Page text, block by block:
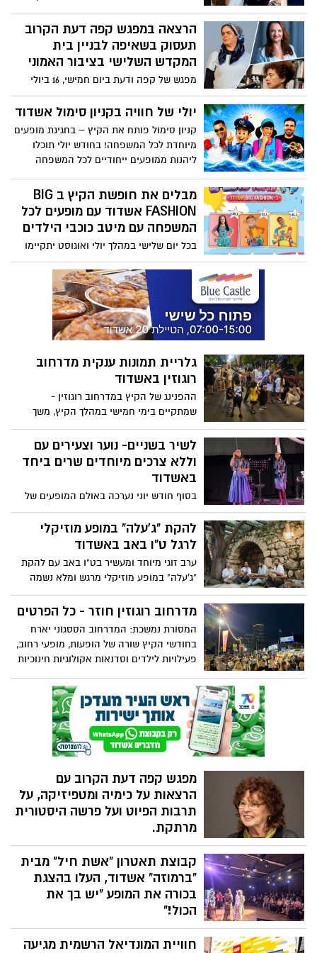
ימים של חגיגה סוחפת, מרגשת ובלתי נשכחת,
עם מיטב האמנים ופסגת המחול הישראלי!
27–30 יולי| מוקדי התרבות ברחבי העיר
אשדוד ליאור נרקיס ☆ מירי מסיקה ☆ שלומי
שבת ☆ קרן פלס ☆ מיכה שטרית ☆ אילנית
☆ עילי בוטנר והלהקה ☆ שירי מימון ☆
☆ ☆ אבי טולדנו ☆ רוני דלומי ☆ יזהר כהן
ועוד ☆
הרצאה במפגש קפה דעת הקרוב
תעסוק בשאיפה לבניין בית
המקדש השלישי בציבור האמוני
מפגש של קפה ודעת ביום חמישי, 16 ביולי
2026 בין השעות 09:00-13:30 במונארט מרכז
תרבות, דרך ארץ 8, אשדוד. למידע והרשמה
6452* או באתר החברה לתרבות: ironit.org.il
*הכניסה בתשלום סמלי של 20 ₪ לכיסוי
הוצאות הכיבוד בלבד.
יולי של חוויה בקניון סימול אשדוד
קניון סימול פותח את הקיץ – בחגיגת מופעים
מיוחדת לכל המשפחה! בחודש יולי תוכלו
ליהנות ממופעים ייחודיים לכל המשפחה
''חיפזון וזהירון'' ורעותי הילדה הישראלית
בעלת אחד מערוצי היוטיוב המובילים בארץ
לילדים!
מבלים את חופשת הקיץ ב BIG
FASHION אשדוד עם מופעים לכל
המשפחה עם מיטב כוכבי הילדים
בכל יום שלישי במהלך יולי ואוגוסט יתקיימו
במתחם מופעים ללא תשלום של מיטב כוכבי
הילדים כחלק מחוויית בילוי לכל המשפחה
גלריית תמונות ענקית מדרחוב
רוגוזין באשדוד
ההפנינג של הקיץ במדרחוב רוגוזין -
שמתקיים בימי חמישי במהלך הקיץ, משך
אלפים אמש לאשדוד. צפו בגלריית התמונות
הענקית
לשיר בשניים- נוער וצעירים עם
וללא צרכים מיוחדים שרים ביחד
באשדוד
בסוף חודש יוני נערכה באולם המופעים של
מרכז הנוער העירוני ע"ש קופף "לשיר
בשניים"- תחרות שירה, ביוזמת והובלתו של
מישל אלחרר, ראש תחום צרכים מיוחדים
ובשיתוף המחלקה לחינוך מיוחד במינהל
החינוך של עיריית אשדוד. בשלב הראשוני
ואהבה.
להקת "ג'עלה" במופע מוזיקלי
לרגל ט"ו באב באשדוד
ערב זוגי מיוחד ומעשיר בט"ו באב עם להקת
"ג'עלה" במופע מוזיקלי מרגש ומלא נשמה
באירוע שכולו מוזיקה, השראה וחיבור. ט"ו
באב הוא חג האהבה והפיוס ביהדות, המצוין
לחגיגת אהבה ורומנטיקה. מועד זה מסמל
התחלה חדשה, פיוס ואחדות
מדרחוב רוגוזין חוזר - כל הפרטים
המסורת נמשכת: המדרחוב הססגוני יארח
בחודשי הקיץ שורה של הופעות, מופעי רחוב,
פעילויות לילדים וסדנאות אקולוגיות חינוכיות
מצפה לכולנו מחר? הכל בפנים
מפגש קפה דעת הקרוב עם
הרצאות על כימיה ומטפיזיקה, על
תרבות הפיוט ועל פרשה היסטורית
מרתקת.
האוניברסיטה העממית החינמית באשדוד
מזמינה הציבור. יום חמישי 9 ביולי 2026
למפגש בחברותא על קפה ובעיקר על דעת.
בשעה 09:30 הכימאית ד"ר פרסאויז טיביקה
תרצה בנושא "איך אפשר לתקן את העולם או
קבוצת תאטרון "אשת חיל" מבית
"ברמוזה" אשדוד, העלו בהצגת
בכורה את המופע "יש בך את
הכול!"
קבוצת התאטרון "אשת חיל" היא קבוצת
תיאטרון קהילתי לנשים בלבד, שהוקמה
חוויית המונדיאל הרשמית מגיעה